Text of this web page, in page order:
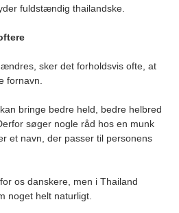
fuldstændig thailandske.
sker det forholdsvis ofte, at
fornavn.
bringe bedre held, bedre helbred
søger nogle råd hos en munk
et navn, der passer til personens
os danskere, men i Thailand
noget helt naturligt.